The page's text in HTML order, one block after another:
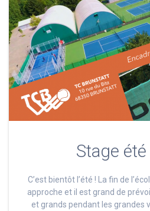
Stage
C’est bientôt l’été ! La fin de
approche et il est grand de
et grands pendant les grandes